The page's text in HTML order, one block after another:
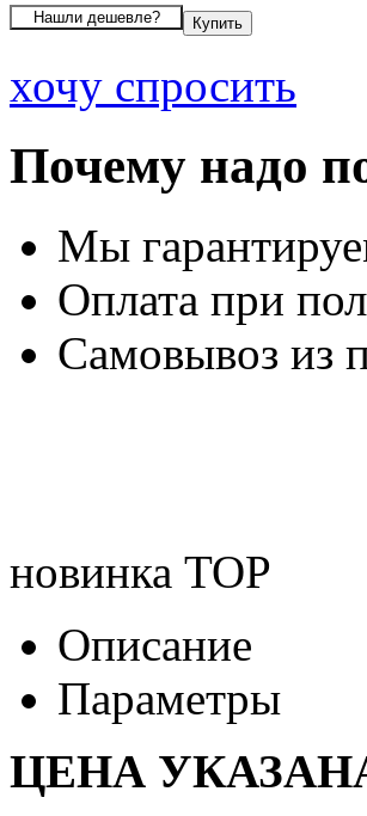
хочу спросить
Почему надо
Мы
Оплата при
Самовывоз из
новинка TOP
Описание
Параметры
ЦЕНА